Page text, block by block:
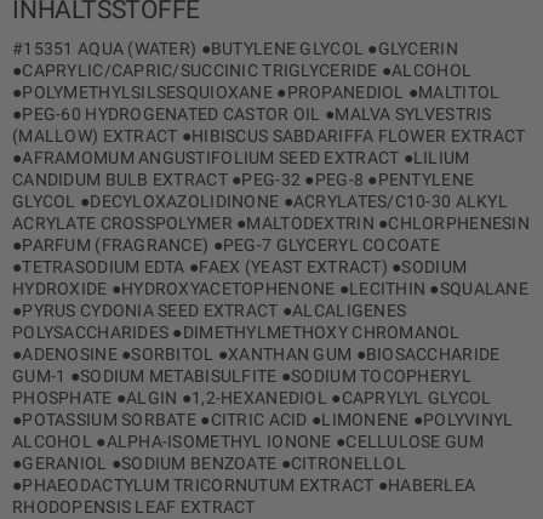
INHALTSSTOFFE
#15351 AQUA (WATER) ●BUTYLENE GLYCOL ●GLYCERIN
●CAPRYLIC/CAPRIC/SUCCINIC TRIGLYCERIDE ●ALCOHOL
●POLYMETHYLSILSESQUIOXANE ●PROPANEDIOL ●MALTITOL
●PEG-60 HYDROGENATED CASTOR OIL ●MALVA SYLVESTRIS
(MALLOW) EXTRACT ●HIBISCUS SABDARIFFA FLOWER EXTRACT
●AFRAMOMUM ANGUSTIFOLIUM SEED EXTRACT ●LILIUM
CANDIDUM BULB EXTRACT ●PEG-32 ●PEG-8 ●PENTYLENE
GLYCOL ●DECYLOXAZOLIDINONE ●ACRYLATES/C10-30 ALKYL
ACRYLATE CROSSPOLYMER ●MALTODEXTRIN ●CHLORPHENESIN
●PARFUM (FRAGRANCE) ●PEG-7 GLYCERYL COCOATE
●TETRASODIUM EDTA ●FAEX (YEAST EXTRACT) ●SODIUM
HYDROXIDE ●HYDROXYACETOPHENONE ●LECITHIN ●SQUALANE
●PYRUS CYDONIA SEED EXTRACT ●ALCALIGENES
POLYSACCHARIDES ●DIMETHYLMETHOXY CHROMANOL
●ADENOSINE ●SORBITOL ●XANTHAN GUM ●BIOSACCHARIDE
GUM-1 ●SODIUM METABISULFITE ●SODIUM TOCOPHERYL
PHOSPHATE ●ALGIN ●1,2-HEXANEDIOL ●CAPRYLYL GLYCOL
●POTASSIUM SORBATE ●CITRIC ACID ●LIMONENE ●POLYVINYL
ALCOHOL ●ALPHA-ISOMETHYL IONONE ●CELLULOSE GUM
●GERANIOL ●SODIUM BENZOATE ●CITRONELLOL
●PHAEODACTYLUM TRICORNUTUM EXTRACT ●HABERLEA
RHODOPENSIS LEAF EXTRACT